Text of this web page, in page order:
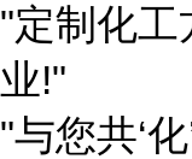
"定制化工
业!"
"与您共‘